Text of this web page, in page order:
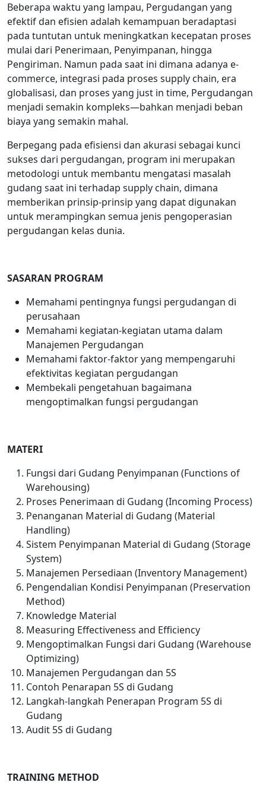
Beberapa waktu yang lampau, Pergudangan yang
efektif dan efisien adalah kemampuan beradaptasi
pada tuntutan untuk meningkatkan kecepatan proses
mulai dari Penerimaan, Penyimpanan, hingga
Pengiriman. Namun pada saat ini dimana adanya e-
commerce, integrasi pada proses supply chain, era
globalisasi, dan proses yang just in time, Pergudangan
menjadi semakin kompleks—bahkan menjadi beban
biaya yang semakin mahal.
Berpegang pada efisiensi dan akurasi sebagai kunci
sukses dari pergudangan, program ini merupakan
metodologi untuk membantu mengatasi masalah
gudang saat ini terhadap supply chain, dimana
memberikan prinsip-prinsip yang dapat digunakan
untuk merampingkan semua jenis pengoperasian
pergudangan kelas dunia.
SASARAN PROGRAM
Memahami pentingnya fungsi pergudangan di
perusahaan
Memahami kegiatan-kegiatan utama dalam
Manajemen Pergudangan
Memahami faktor-faktor yang mempengaruhi
efektivitas kegiatan pergudangan
Membekali pengetahuan bagaimana
mengoptimalkan fungsi pergudangan
MATERI
Fungsi dari Gudang Penyimpanan (Functions of
Warehousing)
Proses Penerimaan di Gudang (Incoming Process)
Penanganan Material di Gudang (Material
Handling)
Sistem Penyimpanan Material di Gudang (Storage
System)
Manajemen Persediaan (Inventory Management)
Pengendalian Kondisi Penyimpanan (Preservation
Method)
Knowledge Material
Measuring Effectiveness and Efficiency
Mengoptimalkan Fungsi dari Gudang (Warehouse
Optimizing)
Manajemen Pergudangan dan 5S
Contoh Penarapan 5S di Gudang
Langkah-langkah Penerapan Program 5S di
Gudang
Audit 5S di Gudang
TRAINING METHOD